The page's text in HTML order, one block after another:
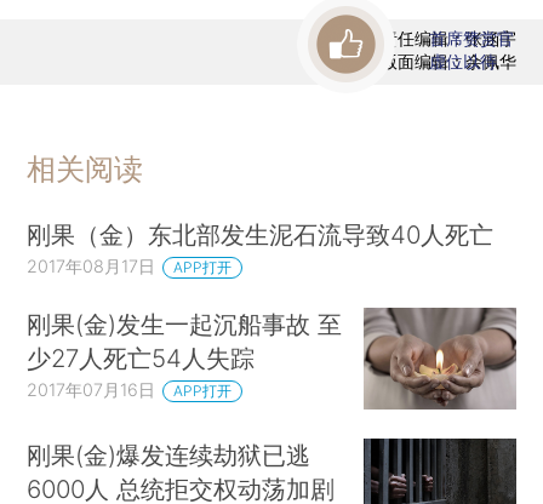
责任编辑：张涵宇
版面编辑：余佩华
首席赞赏官
虚位以待
相关阅读
刚果（金）东北部发生泥石流导致40人死亡
2017年08月17日 APP打开
刚果(金)发生一起沉船事故 至
少27人死亡54人失踪
2017年07月16日 APP打开
刚果(金)爆发连续劫狱已逃
6000人 总统拒交权动荡加剧